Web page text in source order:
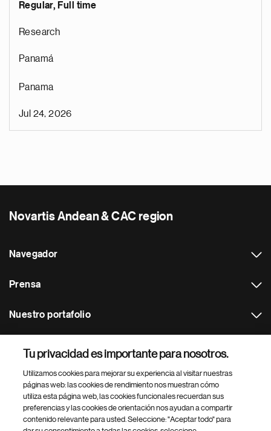
Regular, Full time
Research
Panamá
Panama
Jul 24, 2026
Novartis Andean & CAC region
Navegador
Prensa
Nuestro portafolio
Footer Site Search
Tu privacidad es importante para nosotros.
Utilizamos cookies para mejorar su experiencia al visitar nuestras
páginas web: las cookies de rendimiento nos muestran cómo
utiliza esta página web, las cookies funcionales recuerdan sus
preferencias y las cookies de orientación nos ayudan a compartir
contenido relevante para usted. Seleccione: "Aceptar todo" para